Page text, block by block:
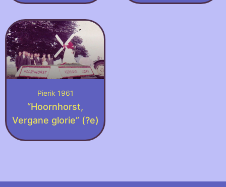
Pierik 1961
“Hoornhorst,
Vergane glorie” (?e)